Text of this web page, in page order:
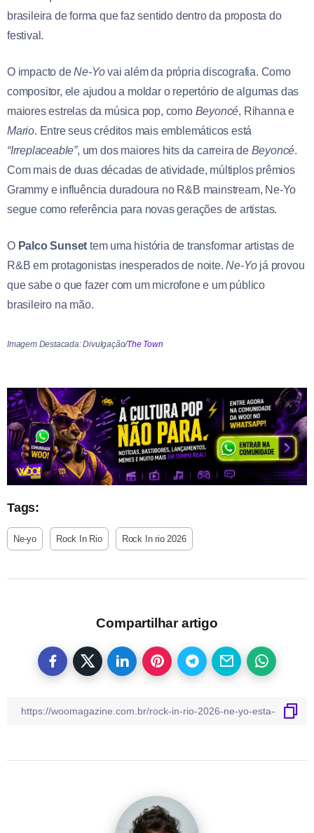
brasileira de forma que faz sentido dentro da proposta do
festival.
O impacto deNe-Yovai além da própria discografia. Como
compositor, ele ajudou a moldar o repertório de algumas das
maiores estrelas da música pop, como Beyoncé, Rihanna e
Mario. Entre seus créditos mais emblemáticos está
“Irreplaceable”, um dos maiores hits da carreira de Beyoncé.
Com mais de duas décadas de atividade, múltiplos prêmios
Grammy e influência duradoura no R&B mainstream, Ne-Yo
segue como referência para novas gerações de artistas.
O Palco Sunset tem uma história de transformar artistas de
R&B em protagonistas inesperados de noite.Ne-Yojá provou
que sabe o que fazer com um microfone e um público
brasileiro na mão.
Imagem Destacada: Divulgação/The Town
Tags:
Ne-yo Rock In Rio Rock In rio 2026
Compartilhar artigo